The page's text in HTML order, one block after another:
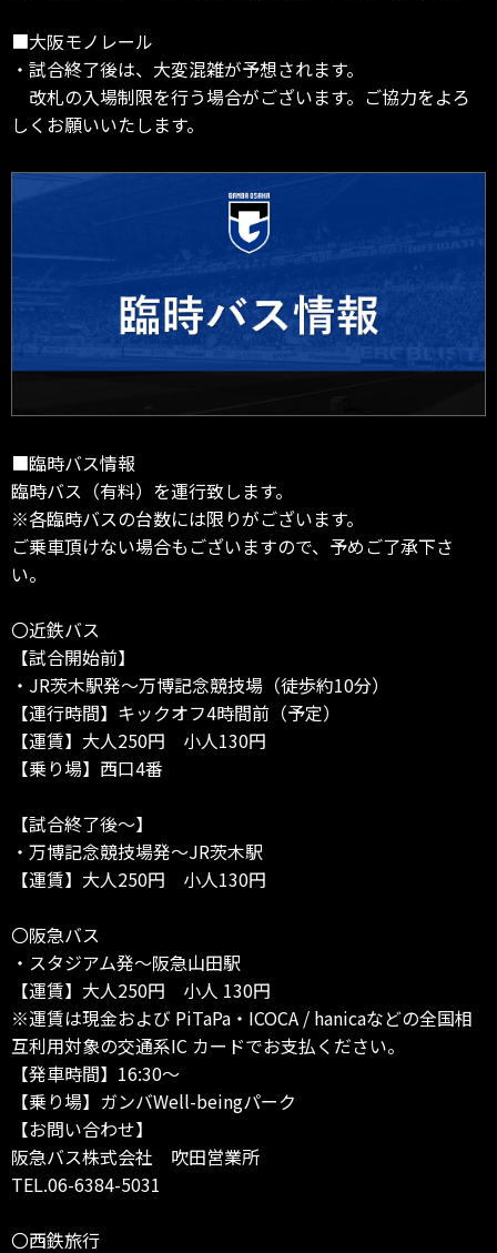
■大阪モノレール
・試合終了後は、大変混雑が予想されます。
改札の入場制限を行う場合がございます。ご協力をよろ
しくお願いいたします。
■臨時バス情報
臨時バス（有料）を運行致します。
※各臨時バスの台数には限りがございます。
ご乗車頂けない場合もございますので、予めご了承下さ
い。
〇近鉄バス
【試合開始前】
・JR茨木駅発～万博記念競技場（徒歩約10分）
【運行時間】キックオフ4時間前（予定）
【運賃】大人250円 小人130円
【乗り場】西口4番
【試合終了後～】
・万博記念競技場発～JR茨木駅
【運賃】大人250円 小人130円
〇阪急バス
・スタジアム発～阪急山田駅
【運賃】大人250円 小人 130円
※運賃は現金および PiTaPa・ICOCA / hanicaなどの全国相
互利用対象の交通系IC カードでお支払ください。
【発車時間】16:30～
【乗り場】ガンバWell-beingパーク
【お問い合わせ】
阪急バス株式会社 吹田営業所
TEL.06-6384-5031
〇西鉄旅行